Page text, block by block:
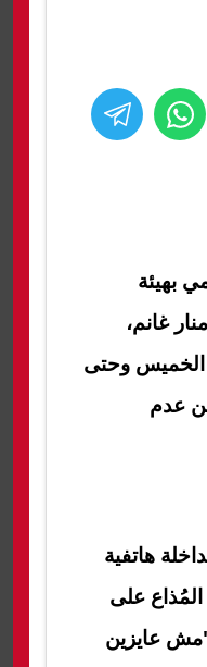
بهيئة
غانم،
الخميس وحتى
عدم
هاتفية
على
"مش عايزين